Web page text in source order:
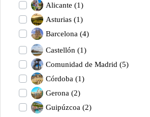
Alicante (1)
Asturias (1)
Barcelona (4)
Castellón (1)
Comunidad de Madrid (5)
Córdoba (1)
Gerona (2)
Guipúzcoa (2)